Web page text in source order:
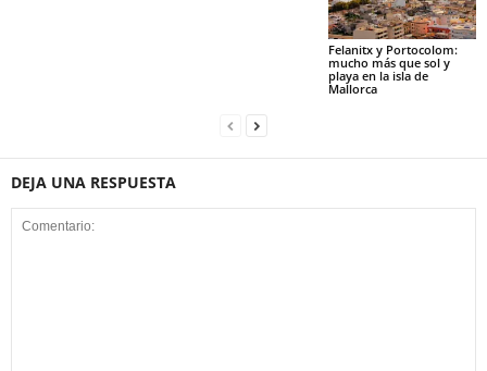
Felanitx y Portocolom:
mucho más que sol y
playa en la isla de
Mallorca
DEJA UNA RESPUESTA